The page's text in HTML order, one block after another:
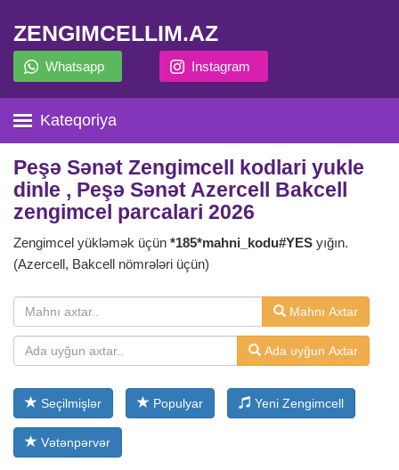
ZENGIMCELLIM.AZ
Whatsapp Instagram
Kateqoriya
Peşə Sənət Zengimcell kodlari yukle
dinle , Peşə Sənət Azercell Bakcell
zengimcel parcalari 2026
Zengimcel yükləmək üçün *185*mahni_kodu#YES yığın.
(Azercell, Bakcell nömrələri üçün)
Mahnı Axtar
Ada uyğun Axtar
Seçilmişlər Populyar Yeni Zengimcell
Vətənpərvər